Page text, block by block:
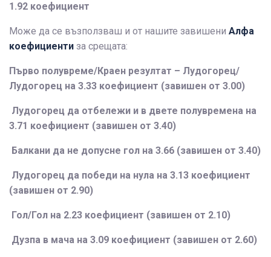
1.92 коефициент
Може да се възползваш и от нашите завишени Алфа
коефициенти за срещата:
Първо полувреме/Краен резултат – Лудогорец/
Лудогорец на 3.33 коефициент (завишен от 3.00)
Лудогорец да отбележи и в двете полувремена на
3.71 коефициент (завишен от 3.40)
Балкани да не допусне гол на 3.66 (завишен от 3.40)
Лудогорец да победи на нула на 3.13 коефициент
(завишен от 2.90)
Гол/Гол на 2.23 коефициент (завишен от 2.10)
Дузпа в мача на 3.09 коефициент (завишен от 2.60)